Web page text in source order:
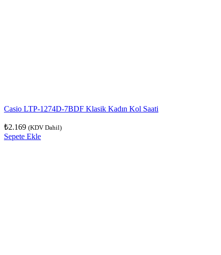
Casio LTP-1274D-7BDF Klasik Kadın Kol Saati
₺2.169 (KDV Dahil)
Sepete Ekle